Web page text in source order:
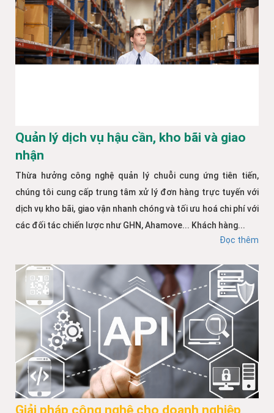
Quản lý dịch vụ hậu cần, kho bãi và giao
nhận
Thừa hưởng công nghệ quản lý chuỗi cung ứng tiên tiến,
chúng tôi cung cấp trung tâm xử lý đơn hàng trực tuyến với
dịch vụ kho bãi, giao vận nhanh chóng và tối ưu hoá chi phí với
các đối tác chiến lược như GHN, Ahamove... Khách hàng...
Đọc thêm
Giải pháp công nghệ cho doanh nghiệp